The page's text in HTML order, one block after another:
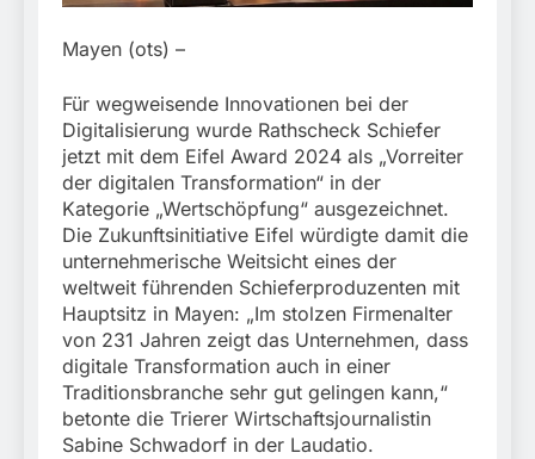
wegen gefährlichen
Eingriffs in den
Bahnverkehr
Mayen (ots) –
Für wegweisende Innovationen bei der
Digitalisierung wurde Rathscheck Schiefer
jetzt mit dem Eifel Award 2024 als „Vorreiter
der digitalen Transformation“ in der
Kategorie „Wertschöpfung“ ausgezeichnet.
Die Zukunftsinitiative Eifel würdigte damit die
unternehmerische Weitsicht eines der
weltweit führenden Schieferproduzenten mit
Hauptsitz in Mayen: „Im stolzen Firmenalter
von 231 Jahren zeigt das Unternehmen, dass
digitale Transformation auch in einer
Traditionsbranche sehr gut gelingen kann,“
betonte die Trierer Wirtschaftsjournalistin
Sabine Schwadorf in der Laudatio.